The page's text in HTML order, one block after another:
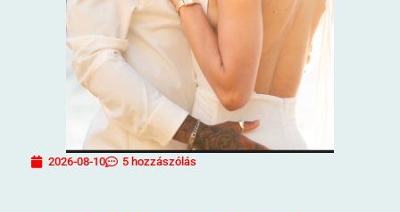
2026-08-10 5 hozzászólás